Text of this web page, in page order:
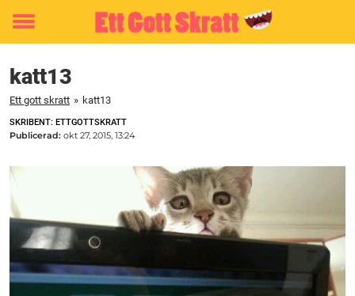
Toggle
katt13
Ett gott skratt » katt13
SKRIBENT: ETTGOTTSKRATT
Publicerad: okt 27, 2015, 13:24